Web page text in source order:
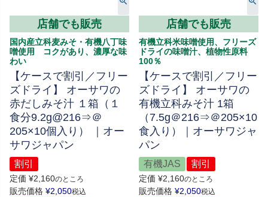
店舗でも販売
国内産立科麦みそ・有機八丁味
噌使用 コクがあり、濃厚な味
わい
【ケースで割引／フリー
ズドライ】 オーサワの
赤だしみそ汁 １箱（１
食分9.2g@216⇒＠
205×10個入り） ｜オー
サワジャパン
割引
定価 ¥2,160のところ
販売価格 ¥2,050税込
店舗でも販売
有機立科米味噌使用、フリーズ
ドライの味噌汁、植物性原料
100％
【ケースで割引／フリー
ズドライ】 オーサワの
有機立科みそ汁 1箱
（7.5g＠216⇒＠205×10
食入り）｜オーサワジャ
パン
有機JAS 割引
定価 ¥2,160のところ
販売価格 ¥2,050税込